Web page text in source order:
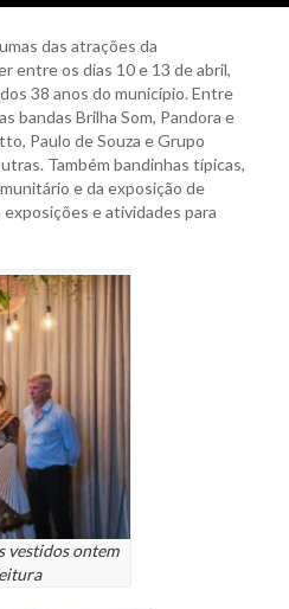
das atrações da
entre os dias 10 e 13 de abril,
38 anos do município. Entre
bandas Brilha Som, Pandora e
Paulo de Souza e Grupo
Também bandinhas típicas,
e da exposição de
e atividades para
vestidos ontem